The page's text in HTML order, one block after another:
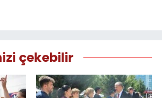
çekebilir